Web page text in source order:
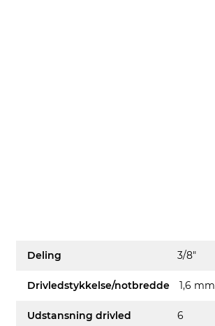
Deling 3/8"
Drivledstykkelse/notbredde 1,6 mm
Udstansning drivled 6